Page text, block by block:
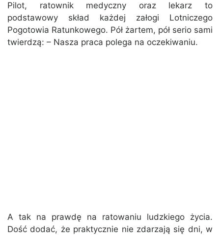
Pilot, ratownik medyczny oraz lekarz to
podstawowy skład każdej załogi Lotniczego
Pogotowia Ratunkowego. Pół żartem, pół serio sami
twierdzą: – Nasza praca polega na oczekiwaniu.
A tak na prawdę na ratowaniu ludzkiego życia.
Dość dodać, że praktycznie nie zdarzają się dni, w